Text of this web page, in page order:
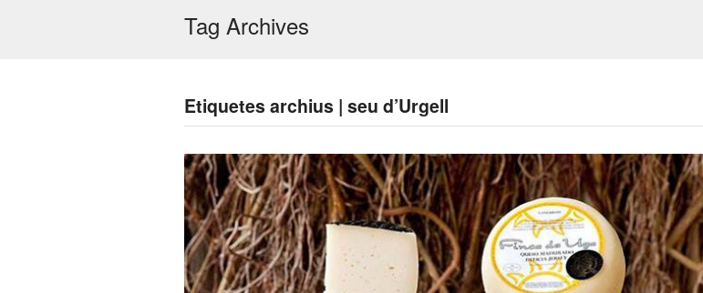
Tag Archives
Etiquetes archius | seu d’Urgell